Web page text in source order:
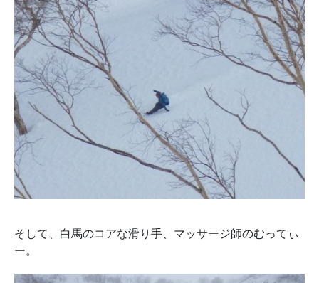
そして、白馬のコアな滑り手、マッサージ師のむってぃ
ー。